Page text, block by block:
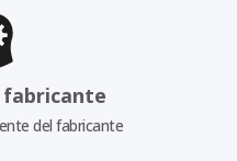
del fabricante